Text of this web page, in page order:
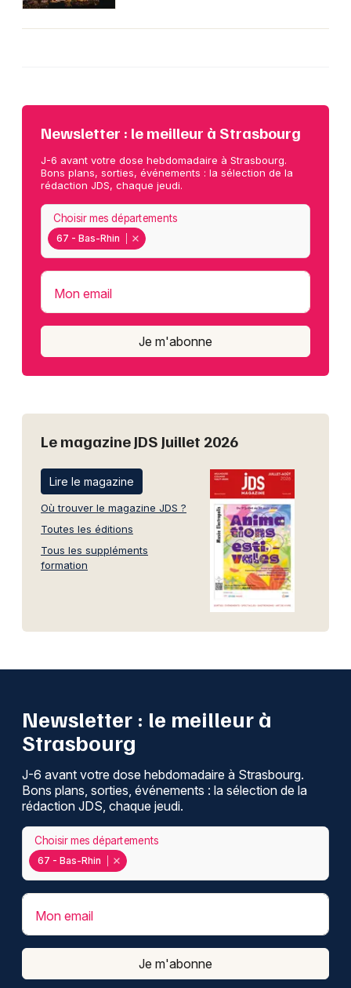
Newsletter : le meilleur à Strasbourg
J-6 avant votre dose hebdomadaire à Strasbourg.
Bons plans, sorties, événements : la sélection de la
rédaction JDS, chaque jeudi.
67 - Bas-Rhin
Choisir mes départements
Mon email
Je m'abonne
Le magazine JDS Juillet 2026
Lire le magazine
Où trouver le magazine JDS ?
Toutes les éditions
Tous les suppléments
formation
Newsletter : le meilleur à
Strasbourg
J-6 avant votre dose hebdomadaire à Strasbourg.
Bons plans, sorties, événements : la sélection de la
rédaction JDS, chaque jeudi.
67 - Bas-Rhin
Choisir mes départements
Mon email
Je m'abonne